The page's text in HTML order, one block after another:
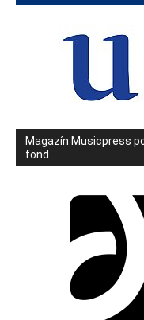
Magazín Musicpress
fond